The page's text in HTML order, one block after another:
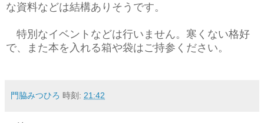
な資料などは結構ありそうです。
特別なイベントなどは行いません。寒くない格好
で、また本を入れる箱や袋はご持参ください。
門脇みつひろ 時刻: 21:42